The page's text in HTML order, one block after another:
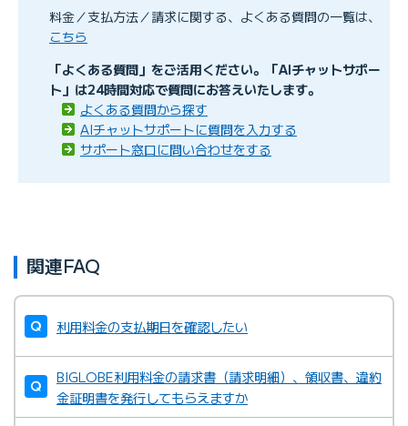
【KDDI請求】 退会後も口座振替手数料が請求される理
由を知りたい
料金／支払方法／請求に関する、よくある質問の一覧は、
こちら
「よくある質問」をご活用ください。「AIチャットサポー
ト」は24時間対応で質問にお答えいたします。
よくある質問から探す
AIチャットサポートに質問を入力する
サポート窓口に問い合わせをする
関連FAQ
利用料金の支払期日を確認したい
BIGLOBE利用料金の請求書（請求明細）、領収書、違約
金証明書を発行してもらえますか